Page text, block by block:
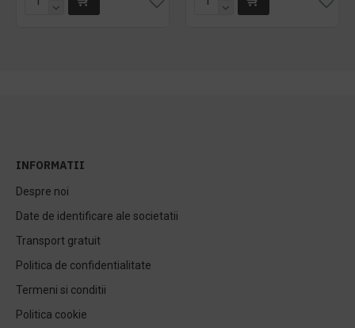
INFORMATII
Despre noi
Date de identificare ale societatii
Transport gratuit
Politica de confidentialitate
Termeni si conditii
Politica cookie